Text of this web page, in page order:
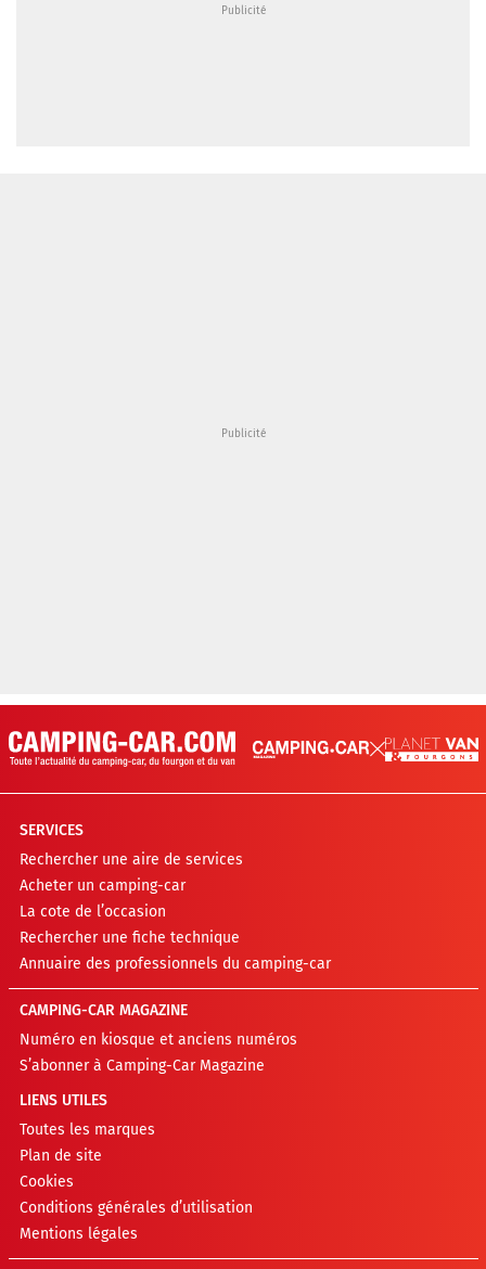
SERVICES
Rechercher une aire de services
Acheter un camping-car
La cote de l’occasion
Rechercher une fiche technique
Annuaire des professionnels du camping-car
CAMPING-CAR MAGAZINE
Numéro en kiosque et anciens numéros
S’abonner à Camping-Car Magazine
LIENS UTILES
Toutes les marques
Plan de site
Cookies
Conditions générales d’utilisation
Mentions légales